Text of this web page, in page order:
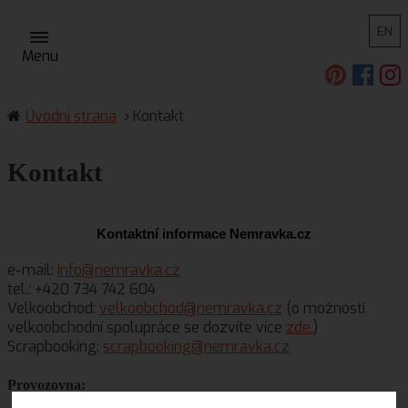
EN
Menu
Úvodní strana Kontakt
Kontakt
Kontaktní informace Nemravka.cz
e-mail: info@nemravka.cz
tel.: +420 734 742 604
Velkoobchod: velkoobchod@nemravka.cz (o možnosti
velkoobchodní spolupráce se dozvíte více zde.)
Scrapbooking: scrapbooking@nemravka.cz
Provozovna: